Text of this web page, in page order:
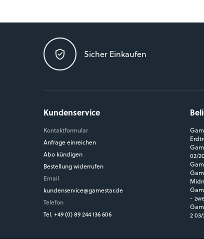
Sicher Einkaufen
Kundenservice
Kontaktformular
Anfrage einreichen
Abo kündigen
Bestellung widerrufen
Email
kundenservice@gamestar.de
Telefon
Tel. +49 (0) 89 244 136 606
02/
-
2